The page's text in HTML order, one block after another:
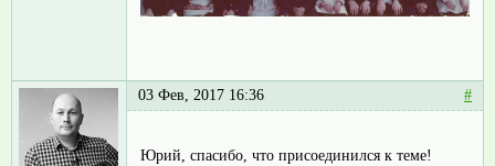
03 Фев, 2017 16:36 #
Юрий, спасибо, что присоединился к теме!